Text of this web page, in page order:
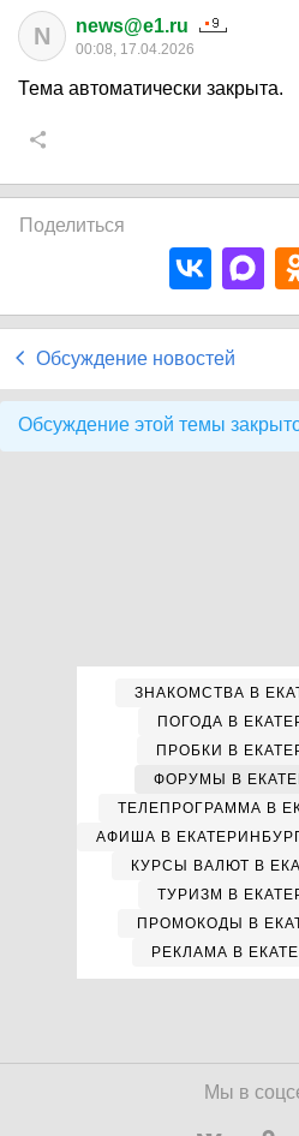
N news@e1.ru
00:08, 17.04.2026
Тема автоматически закрыта.
Поделиться
Обсуждение новостей
Обсуждение этой темы
ЗНАКОМСТВА В
ПОГОДА В
ПРОБКИ В
ФОРУМЫ В
ТЕЛЕПРОГРАММА В
АФИША В
КУРСЫ ВАЛЮТ В
ТУРИЗМ В
ПРОМОКОДЫ В
РЕКЛАМА В
Мы в